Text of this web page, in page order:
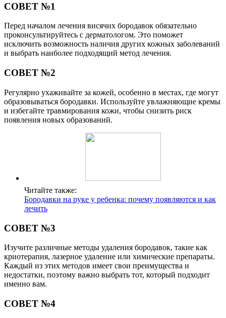
СОВЕТ №1
Перед началом лечения висячих бородавок обязательно
проконсультируйтесь с дерматологом. Это поможет
исключить возможность наличия других кожных заболеваний
и выбрать наиболее подходящий метод лечения.
СОВЕТ №2
Регулярно ухаживайте за кожей, особенно в местах, где могут
образовываться бородавки. Используйте увлажняющие кремы
и избегайте травмирования кожи, чтобы снизить риск
появления новых образований.
Читайте также:
Бородавки на руке у ребенка: почему появляются и как
лечить
СОВЕТ №3
Изучите различные методы удаления бородавок, такие как
криотерапия, лазерное удаление или химические препараты.
Каждый из этих методов имеет свои преимущества и
недостатки, поэтому важно выбрать тот, который подходит
именно вам.
СОВЕТ №4